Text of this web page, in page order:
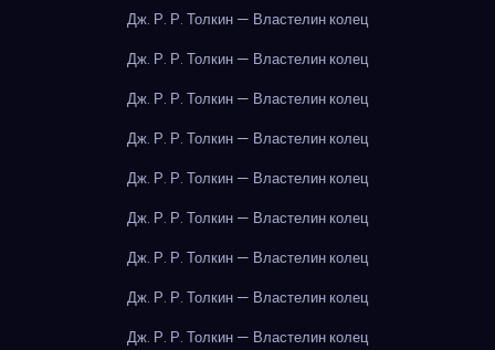
Дж. Р. Р. Толкин — Властелин колец
Дж. Р. Р. Толкин — Властелин колец
Дж. Р. Р. Толкин — Властелин колец
Дж. Р. Р. Толкин — Властелин колец
Дж. Р. Р. Толкин — Властелин колец
Дж. Р. Р. Толкин — Властелин колец
Дж. Р. Р. Толкин — Властелин колец
Дж. Р. Р. Толкин — Властелин колец
Дж. Р. Р. Толкин — Властелин колец